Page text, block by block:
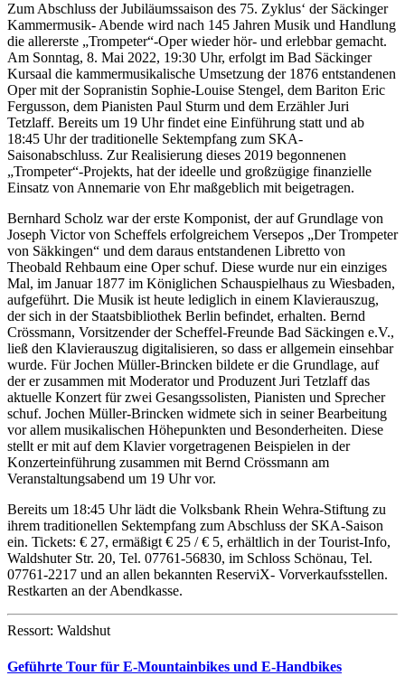
Zum Abschluss der Jubiläumssaison des 75. Zyklus‘ der Säckinger
Kammermusik- Abende wird nach 145 Jahren Musik und Handlung
die allererste „Trompeter“-Oper wieder hör- und erlebbar gemacht.
Am Sonntag, 8. Mai 2022, 19:30 Uhr, erfolgt im Bad Säckinger
Kursaal die kammermusikalische Umsetzung der 1876 entstandenen
Oper mit der Sopranistin Sophie-Louise Stengel, dem Bariton Eric
Fergusson, dem Pianisten Paul Sturm und dem Erzähler Juri
Tetzlaff. Bereits um 19 Uhr findet eine Einführung statt und ab
18:45 Uhr der traditionelle Sektempfang zum SKA-
Saisonabschluss. Zur Realisierung dieses 2019 begonnenen
„Trompeter“-Projekts, hat der ideelle und großzügige finanzielle
Einsatz von Annemarie von Ehr maßgeblich mit beigetragen.
Bernhard Scholz war der erste Komponist, der auf Grundlage von
Joseph Victor von Scheffels erfolgreichem Versepos „Der Trompeter
von Säkkingen“ und dem daraus entstandenen Libretto von
Theobald Rehbaum eine Oper schuf. Diese wurde nur ein einziges
Mal, im Januar 1877 im Königlichen Schauspielhaus zu Wiesbaden,
aufgeführt. Die Musik ist heute lediglich in einem Klavierauszug,
der sich in der Staatsbibliothek Berlin befindet, erhalten. Bernd
Crössmann, Vorsitzender der Scheffel-Freunde Bad Säckingen e.V.,
ließ den Klavierauszug digitalisieren, so dass er allgemein einsehbar
wurde. Für Jochen Müller-Brincken bildete er die Grundlage, auf
der er zusammen mit Moderator und Produzent Juri Tetzlaff das
aktuelle Konzert für zwei Gesangssolisten, Pianisten und Sprecher
schuf. Jochen Müller-Brincken widmete sich in seiner Bearbeitung
vor allem musikalischen Höhepunkten und Besonderheiten. Diese
stellt er mit auf dem Klavier vorgetragenen Beispielen in der
Konzerteinführung zusammen mit Bernd Crössmann am
Veranstaltungsabend um 19 Uhr vor.
Bereits um 18:45 Uhr lädt die Volksbank Rhein Wehra-Stiftung zu
ihrem traditionellen Sektempfang zum Abschluss der SKA-Saison
ein. Tickets: € 27, ermäßigt € 25 / € 5, erhältlich in der Tourist-Info,
Waldshuter Str. 20, Tel. 07761-56830, im Schloss Schönau, Tel.
07761-2217 und an allen bekannten ReserviX- Vorverkaufsstellen.
Restkarten an der Abendkasse.
Ressort: Waldshut
Geführte Tour für E-Mountainbikes und E-Handbikes